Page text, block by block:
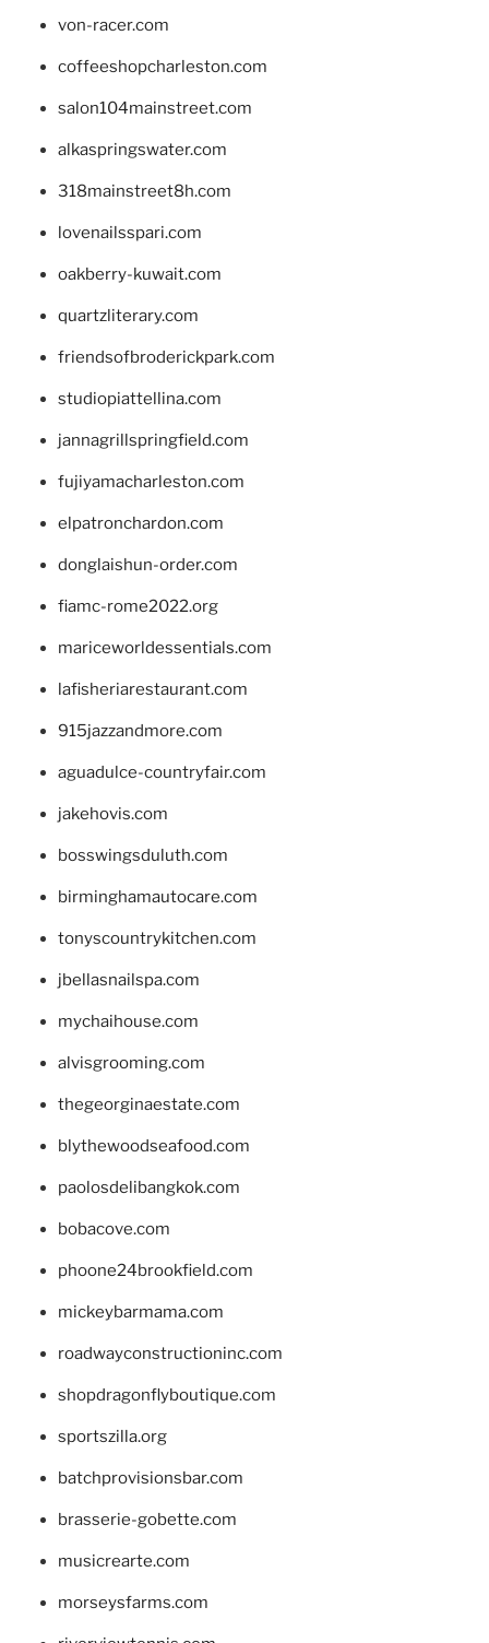
von-racer.com
coffeeshopcharleston.com
salon104mainstreet.com
alkaspringswater.com
318mainstreet8h.com
lovenailsspari.com
oakberry-kuwait.com
quartzliterary.com
friendsofbroderickpark.com
studiopiattellina.com
jannagrillspringfield.com
fujiyamacharleston.com
elpatronchardon.com
donglaishun-order.com
fiamc-rome2022.org
mariceworldessentials.com
lafisheriarestaurant.com
915jazzandmore.com
aguadulce-countryfair.com
jakehovis.com
bosswingsduluth.com
birminghamautocare.com
tonyscountrykitchen.com
jbellasnailspa.com
mychaihouse.com
alvisgrooming.com
thegeorginaestate.com
blythewoodseafood.com
paolosdelibangkok.com
bobacove.com
phoone24brookfield.com
mickeybarmama.com
roadwayconstructioninc.com
shopdragonflyboutique.com
sportszilla.org
batchprovisionsbar.com
brasserie-gobette.com
musicrearte.com
morseysfarms.com